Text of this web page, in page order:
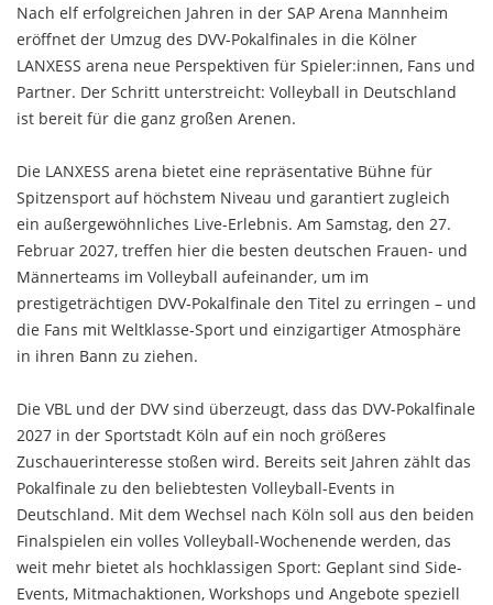
Nach elf erfolgreichen Jahren in der SAP Arena Mannheim
eröffnet der Umzug des DVV-Pokalfinales in die Kölner
LANXESS arena neue Perspektiven für Spieler:innen, Fans und
Partner. Der Schritt unterstreicht: Volleyball in Deutschland
ist bereit für die ganz großen Arenen.
Die LANXESS arena bietet eine repräsentative Bühne für
Spitzensport auf höchstem Niveau und garantiert zugleich
ein außergewöhnliches Live-Erlebnis. Am Samstag, den 27.
Februar 2027, treffen hier die besten deutschen Frauen- und
Männerteams im Volleyball aufeinander, um im
prestigeträchtigen DVV-Pokalfinale den Titel zu erringen – und
die Fans mit Weltklasse-Sport und einzigartiger Atmosphäre
in ihren Bann zu ziehen.
Die VBL und der DVV sind überzeugt, dass das DVV-Pokalfinale
2027 in der Sportstadt Köln auf ein noch größeres
Zuschauerinteresse stoßen wird. Bereits seit Jahren zählt das
Pokalfinale zu den beliebtesten Volleyball-Events in
Deutschland. Mit dem Wechsel nach Köln soll aus den beiden
Finalspielen ein volles Volleyball-Wochenende werden, das
weit mehr bietet als hochklassigen Sport: Geplant sind Side-
Events, Mitmachaktionen, Workshops und Angebote speziell